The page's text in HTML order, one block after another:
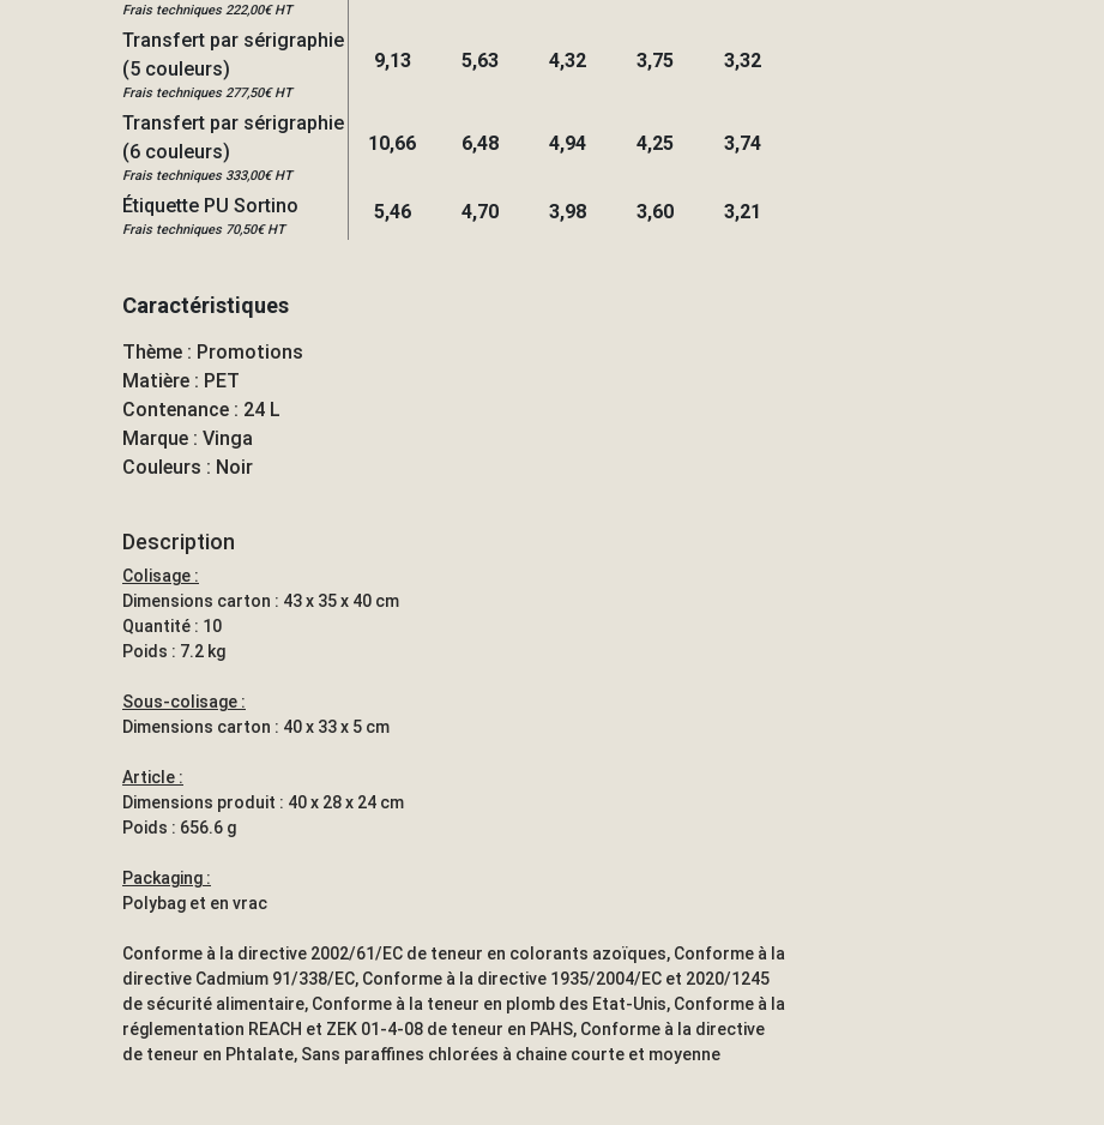
Frais techniques 222,00€ HT
Transfert par sérigraphie
(5 couleurs)
Frais techniques 277,50€ HT
9,13 5,63 4,32 3,75 3,32
Transfert par sérigraphie
(6 couleurs)
Frais techniques 333,00€ HT
10,66 6,48 4,94 4,25 3,74
Étiquette PU Sortino
Frais techniques 70,50€ HT
5,46 4,70 3,98 3,60 3,21
Caractéristiques
Thème : Promotions
Matière : PET
Contenance : 24 L
Marque : Vinga
Couleurs : Noir
Description
Colisage :
Dimensions carton : 43 x 35 x 40 cm
Quantité : 10
Poids : 7.2 kg
Sous-colisage :
Dimensions carton : 40 x 33 x 5 cm
Article :
Dimensions produit : 40 x 28 x 24 cm
Poids : 656.6 g
Packaging :
Polybag et en vrac
Conforme à la directive 2002/61/EC de teneur en colorants azoïques, Conforme à la
directive Cadmium 91/338/EC, Conforme à la directive 1935/2004/EC et 2020/1245
de sécurité alimentaire, Conforme à la teneur en plomb des Etat-Unis, Conforme à la
réglementation REACH et ZEK 01-4-08 de teneur en PAHS, Conforme à la directive
de teneur en Phtalate, Sans paraffines chlorées à chaine courte et moyenne